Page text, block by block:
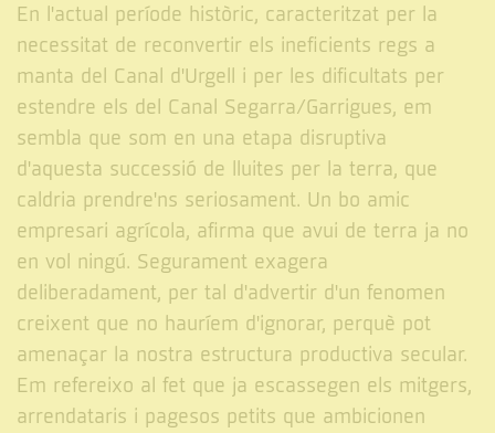
En l'actual període històric, caracteritzat per la
necessitat de reconvertir els ineficients regs a
manta del Canal d'Urgell i per les dificultats per
estendre els del Canal Segarra/Garrigues, em
sembla que som en una etapa disruptiva
d'aquesta successió de lluites per la terra, que
caldria prendre'ns seriosament. Un bo amic
empresari agrícola, afirma que avui de terra ja no
en vol ningú. Segurament exagera
deliberadament, per tal d'advertir d'un fenomen
creixent que no hauríem d'ignorar, perquè pot
amenaçar la nostra estructura productiva secular.
Em refereixo al fet que ja escassegen els mitgers,
arrendataris i pagesos petits que ambicionen